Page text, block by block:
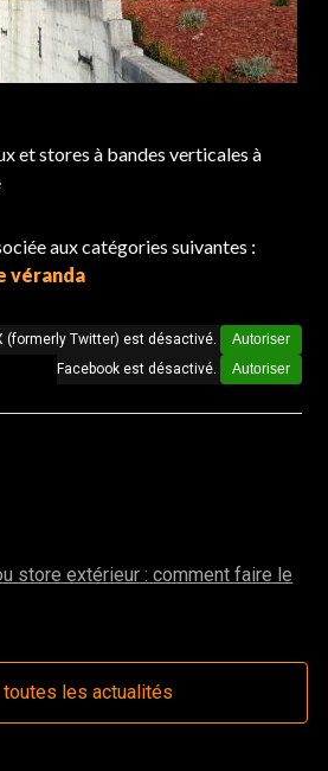
et stores à bandes verticales à
aux catégories suivantes :
véranda
(formerly Twitter) est désactivé.
Autoriser
Facebook est désactivé.
Autoriser
store extérieur : comment faire le
toutes les actualités